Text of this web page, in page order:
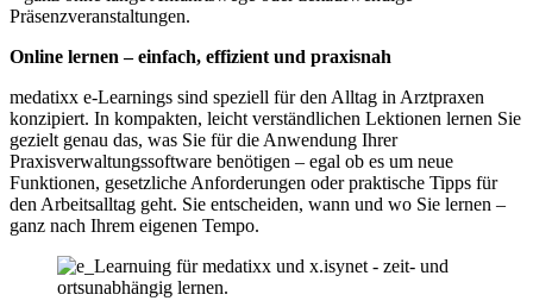
Präsenzveranstaltungen.
Online lernen – einfach, effizient und praxisnah
medatixx e-Learnings sind speziell für den Alltag in Arztpraxen
konzipiert. In kompakten, leicht verständlichen Lektionen lernen Sie
gezielt genau das, was Sie für die Anwendung Ihrer
Praxisverwaltungssoftware benötigen – egal ob es um neue
Funktionen, gesetzliche Anforderungen oder praktische Tipps für
den Arbeitsalltag geht. Sie entscheiden, wann und wo Sie lernen –
ganz nach Ihrem eigenen Tempo.